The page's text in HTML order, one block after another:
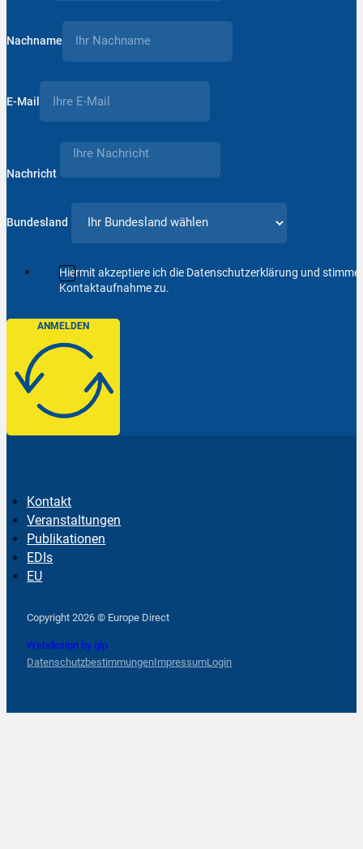
Nachname
E-Mail
Nachricht
Bundesland
Hiermit akzeptiere ich die Datenschutzerklärung und
Kontaktaufnahme zu.
ANMELDEN
Kontakt
Veranstaltungen
Publikationen
EDIs
EU
Copyright 2026 © Europe Direct
Webdesign by qlp
DatenschutzbestimmungenImpressumLogin